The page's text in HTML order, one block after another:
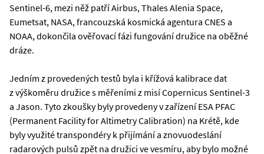
Sentinel-6, mezi něž patří Airbus, Thales Alenia Space,
Eumetsat, NASA, francouzská kosmická agentura CNES a
NOAA, dokončila ověřovací fázi fungování družice na oběžné
dráze.
Jedním z provedených testů byla i křížová kalibrace dat
z výškoměru družice s měřeními z misí Copernicus Sentinel-3
a Jason. Tyto zkoušky byly provedeny v zařízení ESA PFAC
(Permanent Facility for Altimetry Calibration) na Krétě, kde
byly využité transpondéry k přijímání a znovuodeslání
radarových pulsů zpět na družici ve vesmíru, aby bylo možné